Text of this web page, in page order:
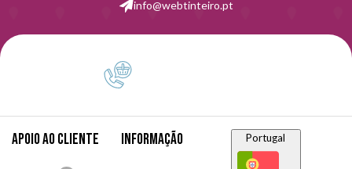
info@webtinteiro.pt
Apoio ao cliente Informação Portugal